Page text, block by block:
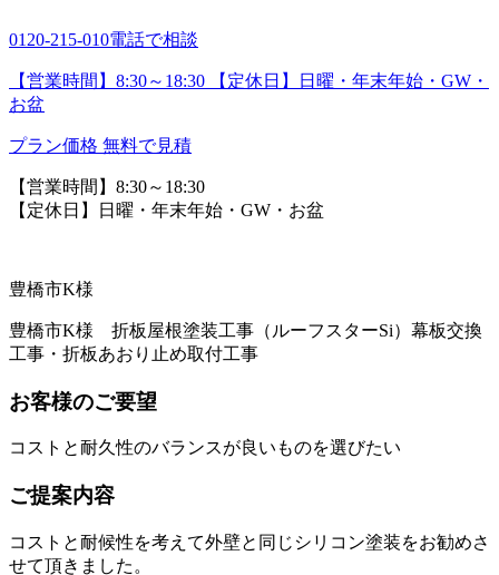
0120-215-010電話で相談
【営業時間】8:30～18:30 【定休日】日曜・年末年始・GW・
お盆
プラン価格 無料で見積
【営業時間】8:30～18:30
【定休日】日曜・年末年始・GW・お盆
豊橋市K様
豊橋市K様 折板屋根塗装工事（ルーフスターSi）幕板交換
工事・折板あおり止め取付工事
お客様のご要望
コストと耐久性のバランスが良いものを選びたい
ご提案内容
コストと耐候性を考えて外壁と同じシリコン塗装をお勧めさ
せて頂きました。